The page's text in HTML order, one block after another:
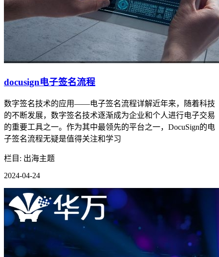
docusign电子签名流程
数字签名技术的应用——电子签名流程详解近年来，随着科技
的不断发展，数字签名技术逐渐成为企业和个人进行电子交易
的重要工具之一。作为其中最领先的平台之一，DocuSign的电
子签名流程无疑是值得关注和学习
栏目: 出海主题
2024-04-24